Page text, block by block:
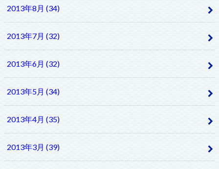
2013年8月 (34)
2013年7月 (32)
2013年6月 (32)
2013年5月 (34)
2013年4月 (35)
2013年3月 (39)